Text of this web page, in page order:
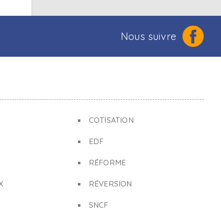
Nous suivre
COTISATION
EDF
RÉFORME
RÉVERSION
SNCF